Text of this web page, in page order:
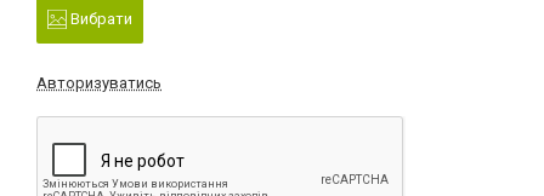
Вибрати
Авторизуватись